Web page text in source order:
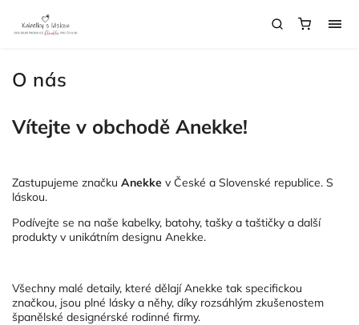
O nás
Vítejte v obchodě Anekke!
Zastupujeme značku Anekke v České a Slovenské republice. S
láskou.
Podívejte se na naše kabelky, batohy, tašky a taštičky a další
produkty v unikátním designu Anekke.
Všechny malé detaily, které dělají Anekke tak specifickou
značkou, jsou plné lásky a něhy, díky rozsáhlým zkušenostem
španělské designérské rodinné firmy.